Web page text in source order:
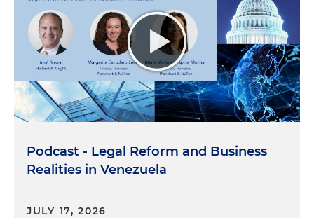
Podcast - Legal Reform and Business
Realities in Venezuela
JULY 17, 2026